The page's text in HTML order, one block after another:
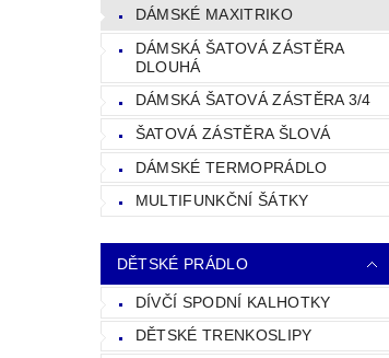
DÁMSKÉ MAXITRIKO
DÁMSKÁ ŠATOVÁ ZÁSTĚRA
DLOUHÁ
DÁMSKÁ ŠATOVÁ ZÁSTĚRA 3/4
ŠATOVÁ ZÁSTĚRA ŠLOVÁ
DÁMSKÉ TERMOPRÁDLO
MULTIFUNKČNÍ ŠÁTKY
DĚTSKÉ PRÁDLO
DÍVČÍ SPODNÍ KALHOTKY
DĚTSKÉ TRENKOSLIPY